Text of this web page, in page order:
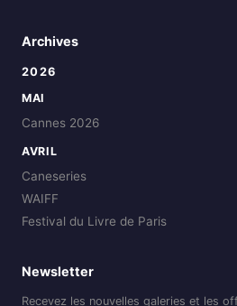
Archives
2026
MAI
Cannes 2026
AVRIL
Caneseries
WAIFF
Festival du Livre de Paris
Newsletter
Recevez les nouvelles galeries et les